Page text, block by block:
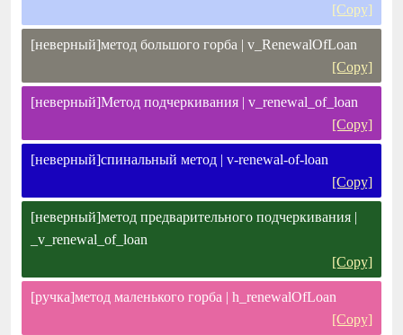
[Copy]
[неверный]метод большого горба | v_RenewalOfLoan
[Copy]
[неверный]Метод подчеркивания | v_renewal_of_loan
[Copy]
[неверный]спинальный метод | v-renewal-of-loan
[Copy]
[неверный]метод предварительного подчеркивания |
_v_renewal_of_loan
[Copy]
[ручка]метод маленького горба | h_renewalOfLoan
[Copy]